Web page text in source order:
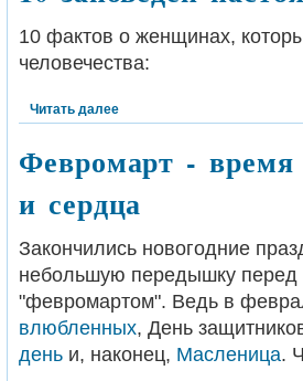
10 фактов о женщинах,
человечества:
Читать далее
Февромарт - время
и сердца
Закончились новогодние
небольшую передышку
"февромартом". Ведь в
влюбленных, День
день и, наконец, Масленица.